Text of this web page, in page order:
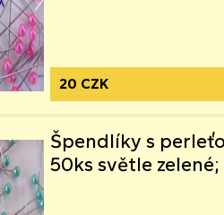
20 CZK
Špendlíky s
50ks světle